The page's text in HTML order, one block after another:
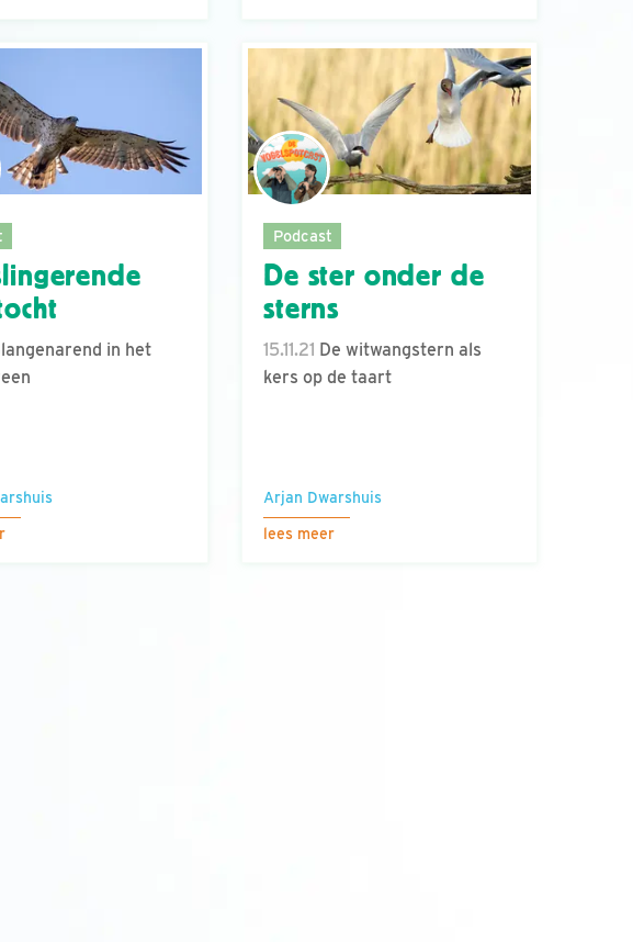
in het
Podcast
De ster onder de
sterns
15.11.21 De witwangstern als
kers op de taart
Arjan Dwarshuis
lees meer